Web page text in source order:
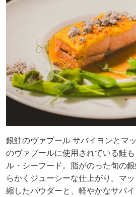
銀鮭のヴァプール サバイヨンとマ
のヴァプールに使用されている鮭
ル・シーフード。脂がのった旬の
らかくジューシーな仕上がり。マ
縮したパウダーと、軽やかなサバ